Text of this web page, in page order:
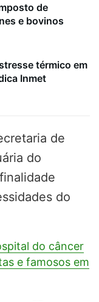
de
e bovinos
térmico em
Inmet
de
do
do
do câncer
e famosos em